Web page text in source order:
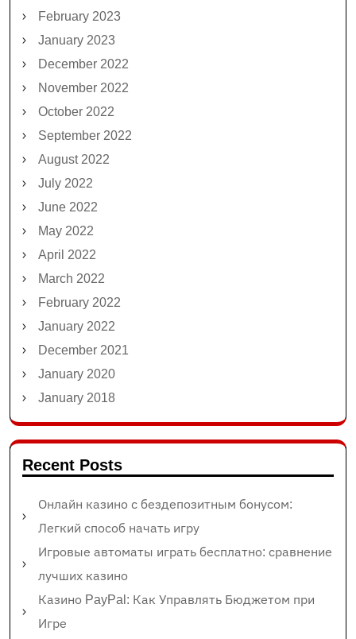
February 2023
January 2023
December 2022
November 2022
October 2022
September 2022
August 2022
July 2022
June 2022
May 2022
April 2022
March 2022
February 2022
January 2022
December 2021
January 2020
January 2018
Recent Posts
Онлайн казино с бездепозитным бонусом:
Легкий способ начать игру
Игровые автоматы играть бесплатно: сравнение
лучших казино
Казино PayPal: Как Управлять Бюджетом при
Игре